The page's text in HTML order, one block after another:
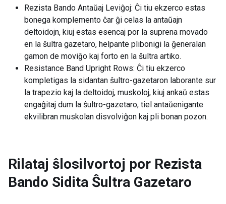
Rezista Bando Antaŭaj Leviĝoj: Ĉi tiu ekzerco estas
bonega komplemento ĉar ĝi celas la antaŭajn
deltoidojn, kiuj estas esencaj por la suprena movado
en la ŝultra gazetaro, helpante plibonigi la ĝeneralan
gamon de moviĝo kaj forto en la ŝultra artiko.
Resistance Band Upright Rows: Ĉi tiu ekzerco
kompletigas la sidantan ŝultro-gazetaron laborante sur
la trapezio kaj la deltoidoj, muskoloj, kiuj ankaŭ estas
engaĝitaj dum la ŝultro-gazetaro, tiel antaŭenigante
ekvilibran muskolan disvolviĝon kaj pli bonan pozon.
Rilataj ŝlosilvortoj por Rezista
Bando Sidita Ŝultra Gazetaro